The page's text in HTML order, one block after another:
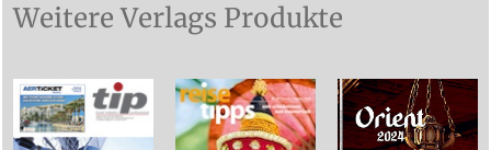
Weitere Verlags Produkte